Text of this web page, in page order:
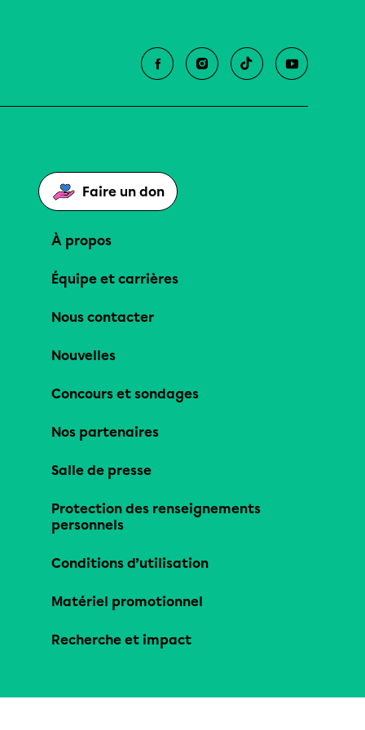
Faire un don
À propos
Équipe et carrières
Nous contacter
Nouvelles
Concours et sondages
Nos partenaires
Salle de presse
Protection des renseignements
personnels
Conditions d’utilisation
Matériel promotionnel
Recherche et impact